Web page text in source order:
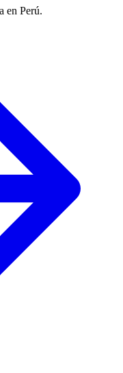
en Perú.